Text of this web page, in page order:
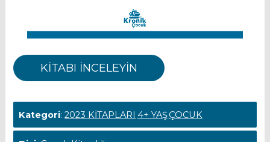
KİTABI İNCELEYİN
Kategori:2023 KİTAPLARI 4+ YAŞÇOCUK